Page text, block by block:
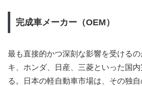
完成車メーカー（OEM）
最も直接的かつ深刻な影響を受ける
キ、ホンダ、日産、三菱といった国
る。日本の軽自動車市場は、その独